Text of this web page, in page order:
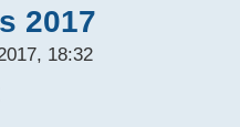
2017
18:32